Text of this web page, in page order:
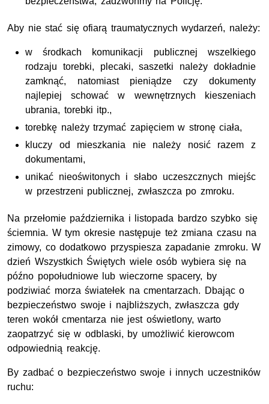
Aby nie stać się ofiarą traumatycznych wydarzeń, należy:
w środkach komunikacji publicznej wszelkiego
rodzaju torebki, plecaki, saszetki należy dokładnie
zamknąć, natomiast pieniądze czy dokumenty
najlepiej schować w wewnętrznych kieszeniach
ubrania, torebki itp.,
torebkę należy trzymać zapięciem w stronę ciała,
kluczy od mieszkania nie należy nosić razem z
dokumentami,
unikać nieoświtonych i słabo uczeszcznych miejśc
w przestrzeni publicznej, zwłaszcza po zmroku.
Na przełomie października i listopada bardzo szybko się
ściemnia. W tym okresie następuje też zmiana czasu na
zimowy, co dodatkowo przyspiesza zapadanie zmroku. W
dzień Wszystkich Świętych wiele osób wybiera się na
późno popołudniowe lub wieczorne spacery, by
podziwiać morza światełek na cmentarzach. Dbając o
bezpieczeństwo swoje i najbliższych, zwłaszcza gdy
teren wokół cmentarza nie jest oświetlony, warto
zaopatrzyć się w odblaski, by umożliwić kierowcom
odpowiednią reakcję.
By zadbać o bezpieczeństwo swoje i innych uczestników
ruchu: